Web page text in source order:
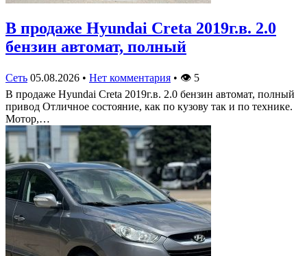
В продаже Hyundai Creta 2019г.в. 2.0
бензин автомат, полный
Сеть 05.08.2026 • Нет комментария • 👁 5
В продаже Hyundai Creta 2019г.в. 2.0 бензин автомат, полный
привод Отличное состояние, как по кузову так и по технике.
Мотор,…